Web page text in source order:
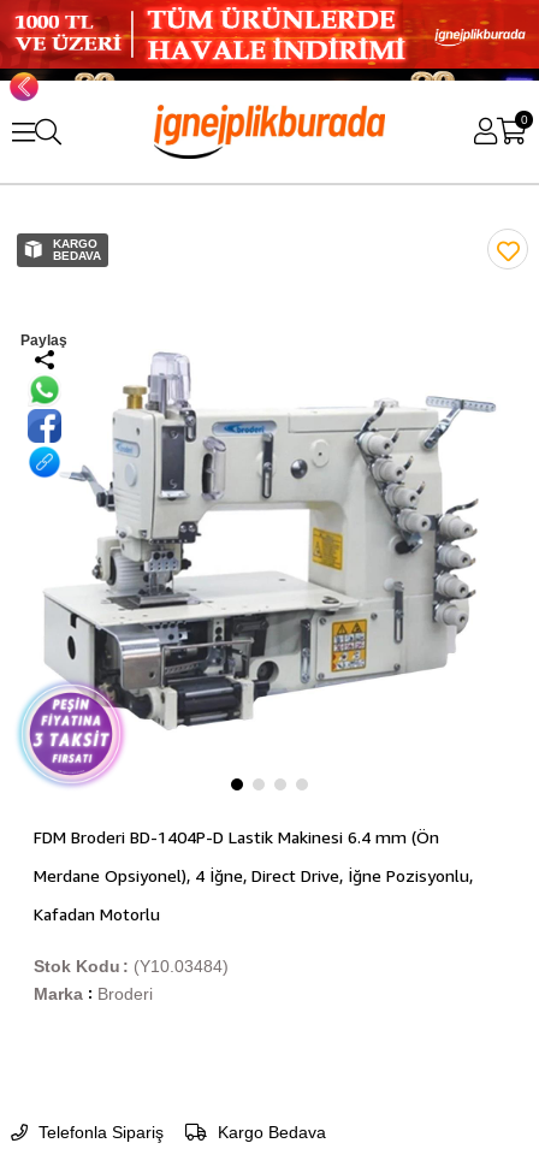
0
KARGO
BEDAVA
Paylaş
FDM Broderi BD-1404P-D Lastik Makinesi 6.4 mm (Ön
Merdane Opsiyonel), 4 İğne, Direct Drive, İğne Pozisyonlu,
Kafadan Motorlu
(Y10.03484)
Stok Kodu
Marka : Broderi
Telefonla Sipariş Kargo Bedava